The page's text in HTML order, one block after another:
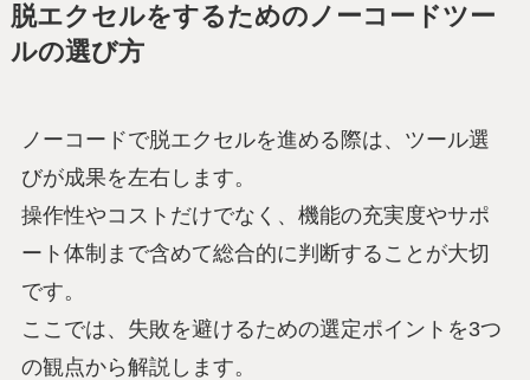
脱エクセルをするためのノーコードツー
ルの選び方
ノーコードで脱エクセルを進める際は、ツール選
びが成果を左右します。
操作性やコストだけでなく、機能の充実度やサポ
ート体制まで含めて総合的に判断することが大切
です。
ここでは、失敗を避けるための選定ポイントを3つ
の観点から解説します。